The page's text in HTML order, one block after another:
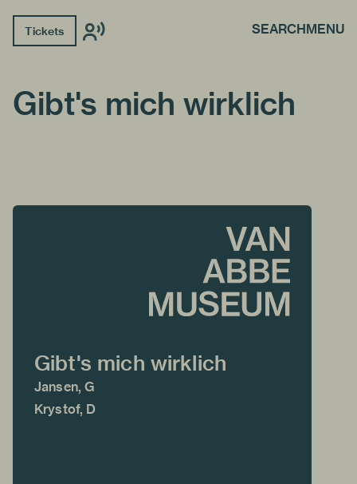
Tickets SEARCHMENU
Gibt's mich wirklich
Gibt's mich wirklich
Jansen, G
Krystof, D